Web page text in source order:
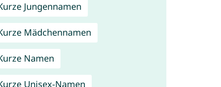
Jungennamen
Mädchennamen
Namen
Unisex-Namen